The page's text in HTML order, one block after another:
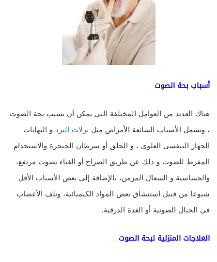
أسباب بحة الصوت
هناك العديد من العوامل المختلفة التي يمكن أن تسبب بحة الصوت
، وتشمل الأسباب الشائعة الأمراض مثل نزلات البرد و التهابات
الجهاز التنفسي العلوي ، و الحلق أو سرطان الحنجرة والاستخدام
المفرط للصوت و ذلك عن طريق الصراخ أو الغناء بصوت مرتفع،
والحساسية و السعال المزمن، بالإضافة إلى بعض الأسباب الأقل
شيوعا من قبيل استنشاق بعض المواد الكيميائية، وتلف الأعصاب
في الحبال الصوتية أو الغدة الدرقية.
العلاجات المنزلية لبحة الصوت